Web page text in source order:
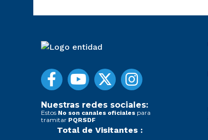
Nuestras redes sociales:
Estos No son canales oficiales para
tramitar PQRSDF
Total de Visitantes :